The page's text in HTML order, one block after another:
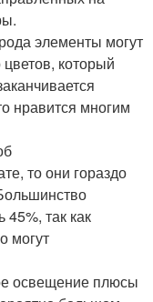
элементы могут
который
нравится многим
то они гораздо
так как
могут
освещение плюсы